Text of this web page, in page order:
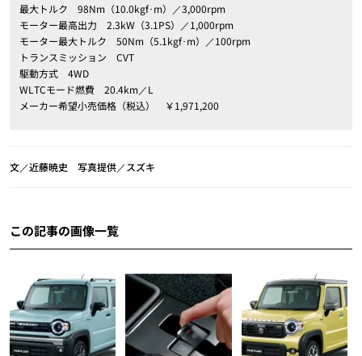
最大トルク 98Nm（10.0kgf･m）／3,000rpm
モーター最高出力 2.3kW（3.1PS）／1,000rpm
モーター最大トルク 50Nm（5.1kgf･m）／100rpm
トランスミッション CVT
駆動方式 4WD
WLTCモード燃費 20.4km／L
メーカー希望小売価格（税込） ￥1,971,200
文／近藤暁史 写真提供／スズキ
この記事の画像一覧